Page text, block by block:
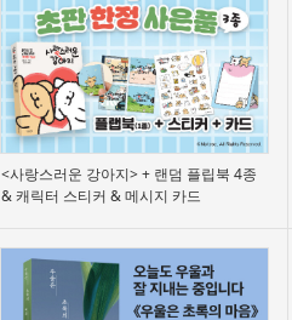
<사랑스러운 강아지> + 랜덤 플립북 4종
& 캐릭터 스티커 & 메시지 카드